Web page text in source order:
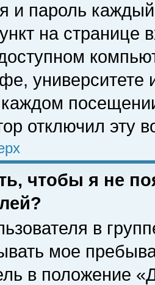
и пароль
на
университете
отключил эту
чтобы я не
в
мое
в положение